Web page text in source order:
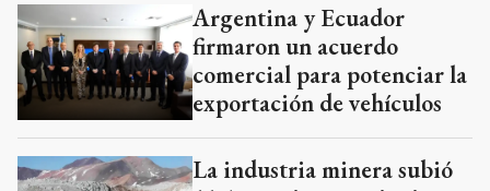
Argentina y Ecuador
firmaron un acuerdo
comercial para potenciar la
exportación de vehículos
La industria minera subió